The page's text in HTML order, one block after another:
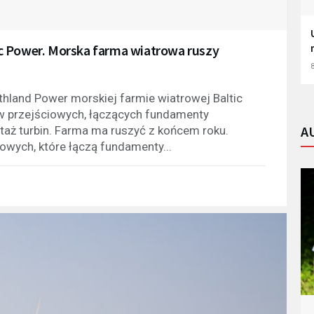
Morska farma wiatrowa ruszy
Power morskiej farmie wiatrowej Baltic
przejściowych, łączących fundamenty
turbin. Farma ma ruszyć z końcem roku.
które łączą fundamenty...